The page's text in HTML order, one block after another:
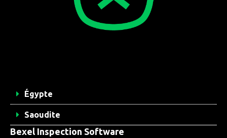
Bexel Inspection Software
Égypte
Saoudite